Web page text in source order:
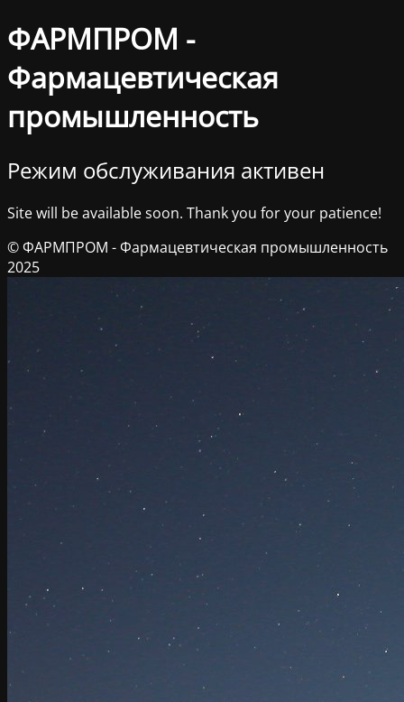
ФАРМПРОМ -
Фармацевтическая
промышленность
Режим обслуживания активен
Site will be available soon. Thank you for your patience!
© ФАРМПРОМ - Фармацевтическая промышленность
2025